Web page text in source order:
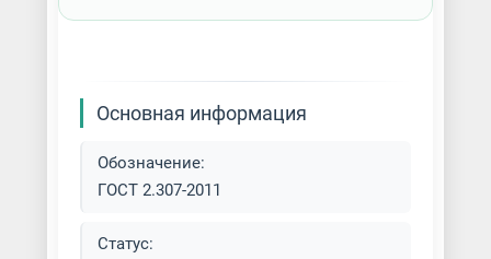
Разработка конструкторской
Основная информация
Обозначение:
ГОСТ 2.307-2011
Статус: